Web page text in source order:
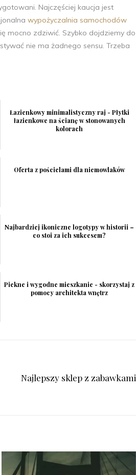
Najczęściej kaucja jest
wypożyczalnia samochodów
mocno zdziwić. Szybko dojdziemy do
nie ma żadnego sensu. Trzeba
Łazienkowy minimalistyczny raj - Płytki
łazienkowe na ścianę w stonowanych
kolorach
Oferta z pościelami dla niemowlaków
Najbardziej ikoniczne logotypy w historii –
co stoi za ich sukcesem?
Piekne i wygodne mieszkanie - skorzystaj z
pomocy architekta wnętrz
Najlepszy sklep z zabawkami